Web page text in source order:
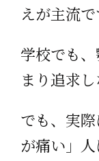
えが主流で
学校でも
まり追求し
でも、実
が痛い」人